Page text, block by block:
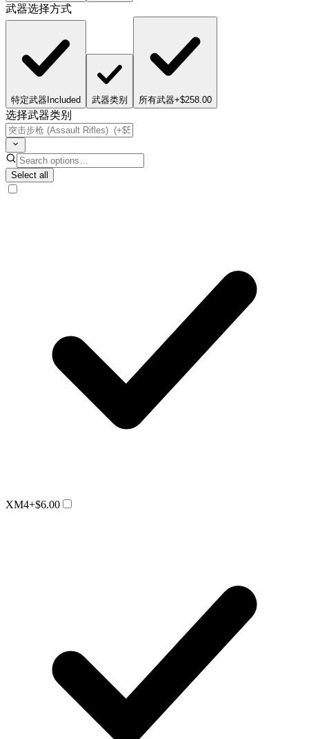
武器选择方式
特定武器 Included 武器类别 所有武器+$258.00
选择武器类别
Select all
XM4+$6.00